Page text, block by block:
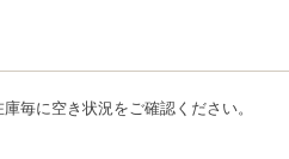
毎に空き状況をご確認ください。